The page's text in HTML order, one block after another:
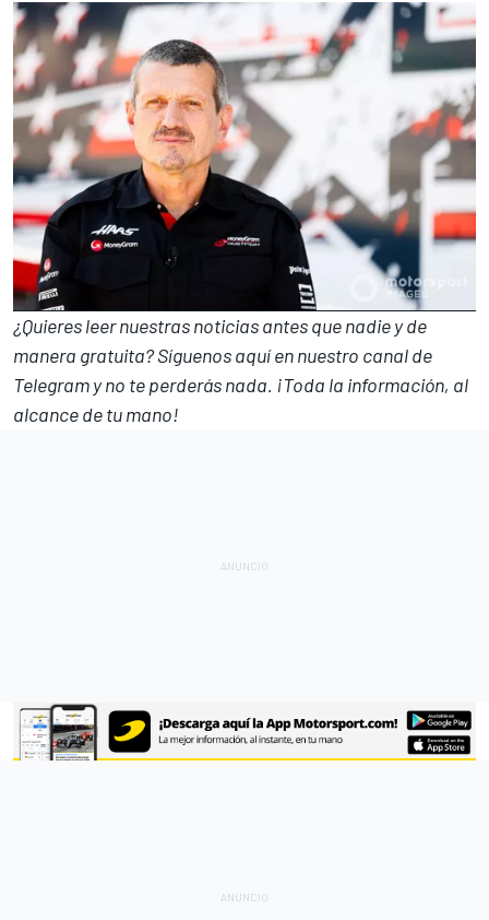
¿Quieres leer nuestras noticias antes que nadie y de
manera gratuita? Síguenosaquí en nuestro canal de
Telegramy no te perderás nada. ¡Toda la información, al
alcance de tu mano!